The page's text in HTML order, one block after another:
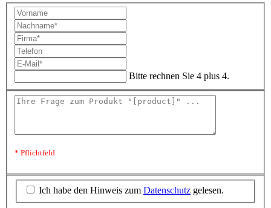
Bitte rechnen Sie 4 plus 4.
* Pflichtfeld
Ich habe den Hinweis zum Datenschutz gelesen.